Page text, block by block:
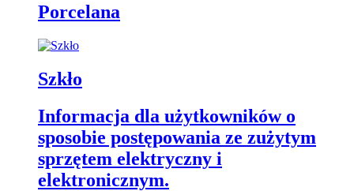
Porcelana
Szkło
Informacja dla użytkowników o
sposobie postępowania ze zużytym
sprzętem elektryczny i
elektronicznym.